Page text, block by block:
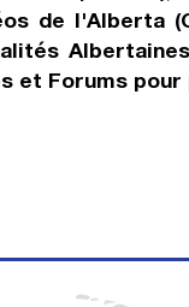
de l'Alberta
et Forums